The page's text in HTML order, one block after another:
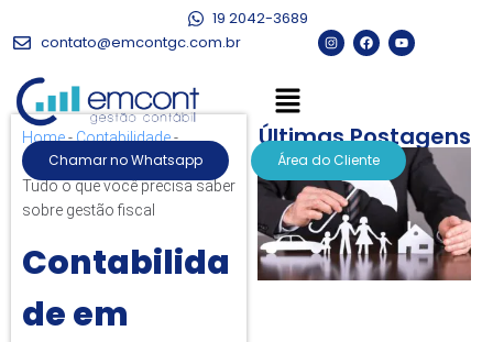
19 2042-3689
contato@emcontgc.com.br
Chamar no Whatsapp Área do Cliente
Home-Contabilidade-
Contabilidade em Piracicaba
Tudo o que você precisa saber
sobre gestão fiscal
Contabilida
de em
Últimas Postagens